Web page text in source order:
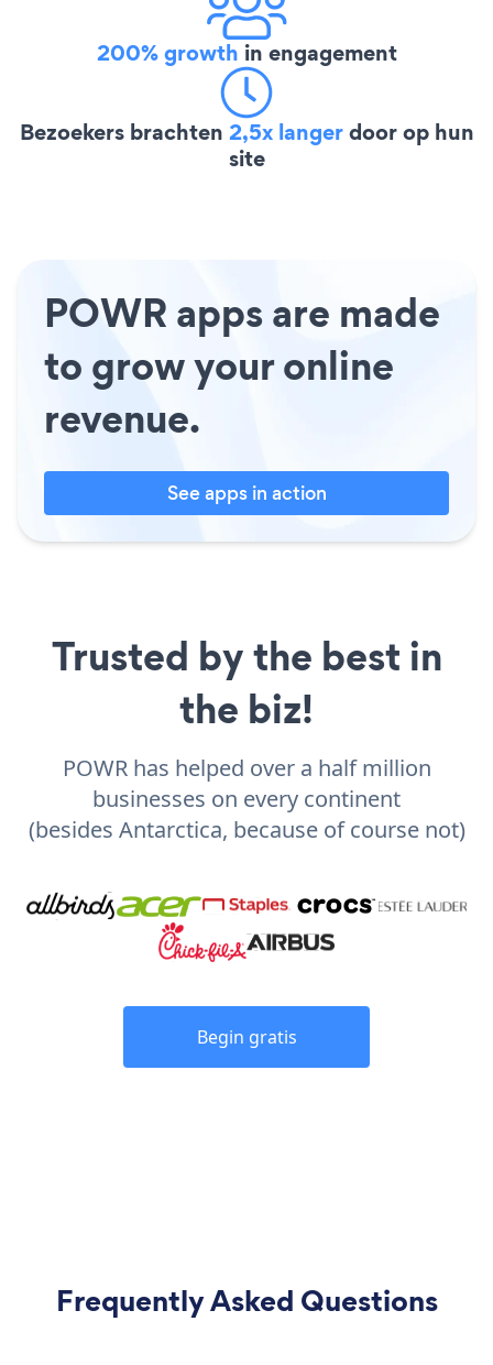
200% growth in engagement
Bezoekers brachten 2,5x langerdoor op hun
site
POWR apps are made
to grow your online
revenue.
See apps in action
Trusted by the best in
the biz!
POWR has helped over a half million
businesses on every continent
(besides Antarctica, because of course not)
Begin gratis
Frequently Asked Questions